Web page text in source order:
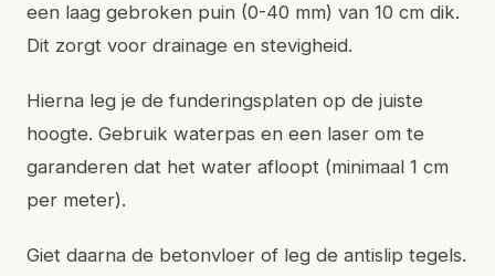
een laag gebroken puin (0-40 mm) van 10 cm dik.
Dit zorgt voor drainage en stevigheid.
Hierna leg je de funderingsplaten op de juiste
hoogte. Gebruik waterpas en een laser om te
garanderen dat het water afloopt (minimaal 1 cm
per meter).
Giet daarna de betonvloer of leg de antislip tegels.